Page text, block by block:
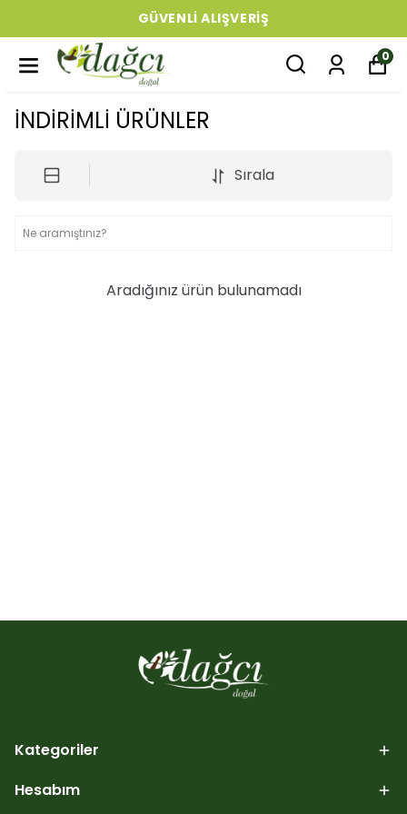
GÜVENLI ALIŞVERIŞ
0
İNDİRİMLİ ÜRÜNLER
Sırala
Aradığınız ürün bulunamadı
Kategoriler
Hesabım